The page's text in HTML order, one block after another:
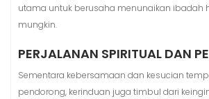
utama untuk berusaha menunaikan ibadah
mungkin.
PERJALANAN SPIRITUAL DAN
Sementara kebersamaan dan kesucian
pendorong, kerinduan juga timbul dari